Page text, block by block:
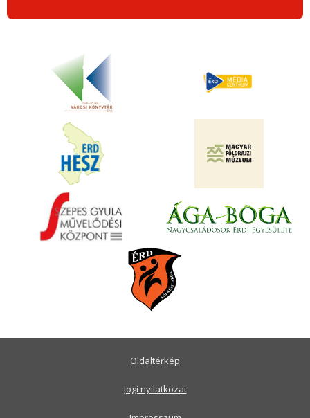
Oldaltérkép
Jogi nyilatkozat